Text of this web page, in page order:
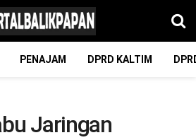
PENAJAM DPRD KALTIM
Jaringan